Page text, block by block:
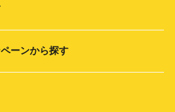
ーンから探す